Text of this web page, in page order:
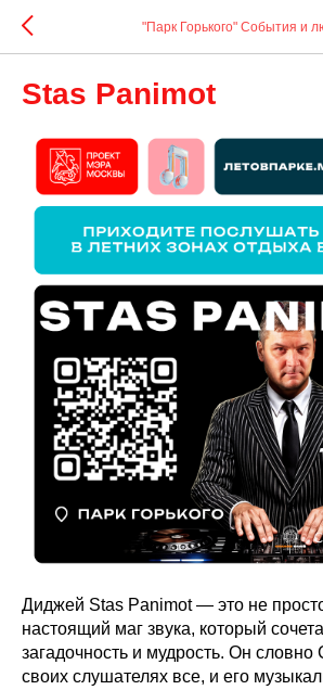
"Парк Горького" События и
Stas Panimot
Диджей Stas Panimot — это не
настоящий маг звука, который
загадочность и мудрость. Он
своих слушателях все, и его